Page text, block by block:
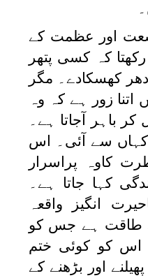
اور عظمت کے
کہ کسی پتھر
کھسکادے۔ مگر
اتنا زور ہے کہ وہ
باہر آجاتا ہے۔
سے آئی۔ اس
کاوہ پراسرار
کہا جاتا ہے۔
انگیز واقعہ
طاقت ہے جس کو
اس کو کوئی ختم
اور بڑھنے کے